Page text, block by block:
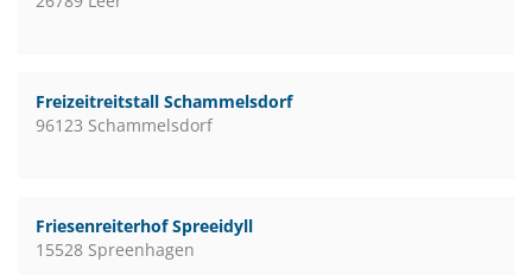
Freizeitreitstall Schammelsdorf
96123 Schammelsdorf
Friesenreiterhof Spreeidyll
15528 Spreenhagen